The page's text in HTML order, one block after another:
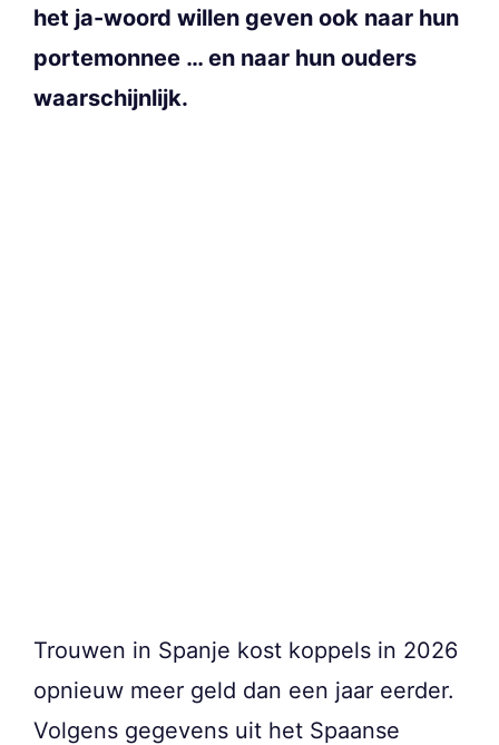
het ja-woord willen geven ook naar hun
portemonnee … en naar hun ouders
waarschijnlijk.
Trouwen in Spanje kost koppels in 2026
opnieuw meer geld dan een jaar eerder.
Volgens gegevens uit het Spaanse